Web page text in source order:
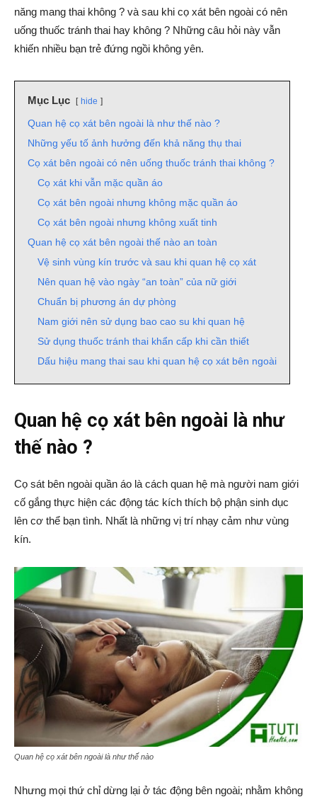
năng mang thai không ? và sau khi cọ xát bên ngoài có nên
uống thuốc tránh thai hay không ? Những câu hỏi này vẫn
khiến nhiều bạn trẻ đứng ngồi không yên.
Mục Lục hide
Quan hệ cọ xát bên ngoài là như thế nào ?
Những yếu tố ảnh hưởng đến khả năng thụ thai
Cọ xát bên ngoài có nên uống thuốc tránh thai không ?
Cọ xát khi vẫn mặc quần áo
Cọ xát bên ngoài nhưng không mặc quần áo
Cọ xát bên ngoài nhưng không xuất tinh
Quan hệ cọ xát bên ngoài thế nào an toàn
Vệ sinh vùng kín trước và sau khi quan hệ cọ xát
Nên quan hệ vào ngày “an toàn” của nữ giới
Chuẩn bị phương án dự phòng
Nam giới nên sử dụng bao cao su khi quan hệ
Sử dụng thuốc tránh thai khẩn cấp khi cần thiết
Dấu hiệu mang thai sau khi quan hệ cọ xát bên ngoài
Quan hệ cọ xát bên ngoài là như
thế nào ?
Cọ sát bên ngoài quần áo là cách quan hệ mà người nam giới
cố gắng thực hiện các động tác kích thích bộ phận sinh dục
lên cơ thể bạn tình. Nhất là những vị trí nhạy cảm như vùng
kín.
Quan hệ cọ xát bên ngoài là như thế nào
Nhưng mọi thứ chỉ dừng lại ở tác động bên ngoài; nhằm không